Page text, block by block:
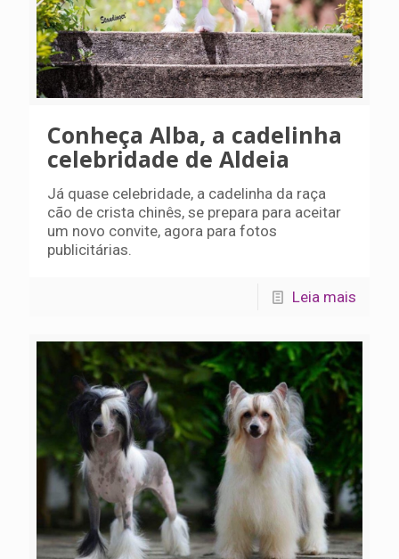
Conheça Alba, a cadelinha
celebridade de Aldeia
Já quase celebridade, a cadelinha da raça
cão de crista chinês, se prepara para aceitar
um novo convite, agora para fotos
publicitárias.
Leia mais